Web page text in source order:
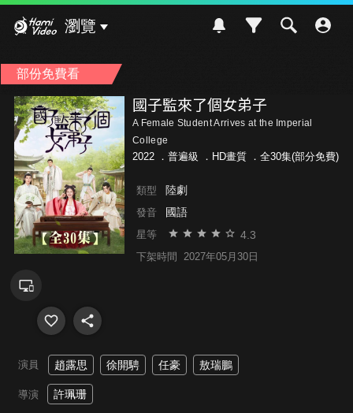
瀏覽
部份免費看
國子監來了個女弟子
A Female Student Arrives at the Imperial
College
2022 ． 普遍級 ．HD畫質 ．全30集(部分免費)
類型 陸劇
發音 國語
星等 4.3
下架時間 2027年05月30日
演員 趙露思 徐開騁 任豪 敖瑞鵬
導演 許珮珊